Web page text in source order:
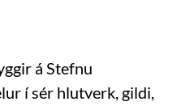
á Stefnu
í sér hlutverk, gildi,